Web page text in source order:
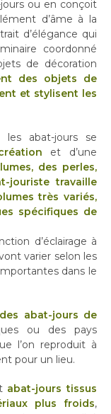
jours ou en conçoit
d’âme à la
d’élégance qui
coordonné
de décoration
des objets de
et stylisent les
les abat-jours se
et d’une
des perles,
jouriste travaille
très variés,
spécifiques de
d’éclairage à
varier selon les
dans le
abat-jours de
ou des pays
l’on reproduit à
pour un lieu.
abat-jours tissus
plus froids,